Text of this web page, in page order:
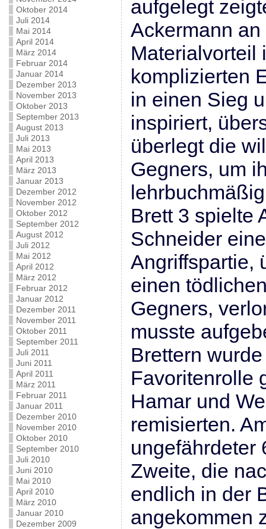
Oktober 2014
Juli 2014
Mai 2014
April 2014
März 2014
Februar 2014
Januar 2014
Dezember 2013
November 2013
Oktober 2013
September 2013
August 2013
Juli 2013
Mai 2013
April 2013
März 2013
Januar 2013
Dezember 2012
November 2012
Oktober 2012
September 2012
August 2012
Juli 2012
Mai 2012
April 2012
März 2012
Februar 2012
Januar 2012
Dezember 2011
November 2011
Oktober 2011
September 2011
Juli 2011
Juni 2011
April 2011
März 2011
Februar 2011
Januar 2011
Dezember 2010
November 2010
Oktober 2010
September 2010
Juli 2010
Juni 2010
Mai 2010
April 2010
März 2010
Januar 2010
Dezember 2009
aufgelegt
Ackermann
Materialvorteil
komplizierten
in einen Sieg
inspiriert,
überlegt die
Gegners, um
Brett 3 spielte
Schneider
Angriffspartie,
einen
Gegners,
musste
Brettern
Favoritenrolle
Hamar und
remisierten.
ungefährdeter
Zweite, die
endlich in der
angekommen